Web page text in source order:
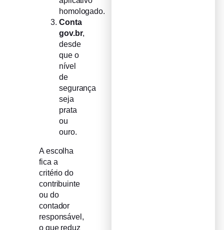
homologado.
Conta
gov.br,
desde
que o
nível
de
segurança
seja
prata
ou
ouro.
A escolha
fica a
critério do
contribuinte
ou do
contador
responsável,
o que reduz